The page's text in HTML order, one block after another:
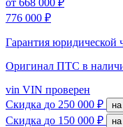
776 000 ₽
Гарантия юридической
Оригинал ПТС в
vin VIN проверен
Скидка до 250 000 ₽
Скидка до 150 000 ₽